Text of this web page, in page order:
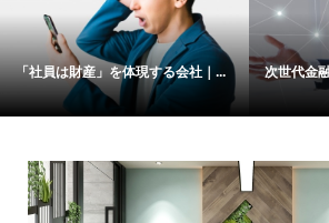
「社員は財産」を体現する会社｜... 次世代金